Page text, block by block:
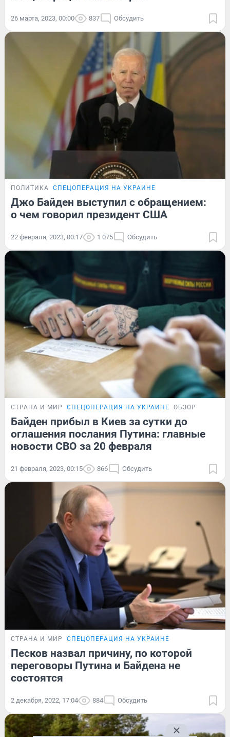
26 марта, 2023, 00:00 837 Обсудить
ПОЛИТИКА СПЕЦОПЕРАЦИЯ НА УКРАИНЕ
Джо Байден выступил с обращением:
о чем говорил президент США
22 февраля, 2023, 00:17 1 075 Обсудить
СТРАНА И МИР СПЕЦОПЕРАЦИЯ НА УКРАИНЕ ОБЗОР
Байден прибыл в Киев за сутки до
оглашения послания Путина: главные
новости СВО за 20 февраля
21 февраля, 2023, 00:15 866 Обсудить
СТРАНА И МИР СПЕЦОПЕРАЦИЯ НА УКРАИНЕ
Песков назвал причину, по которой
переговоры Путина и Байдена не
состоятся
2 декабря, 2022, 17:04 884 Обсудить